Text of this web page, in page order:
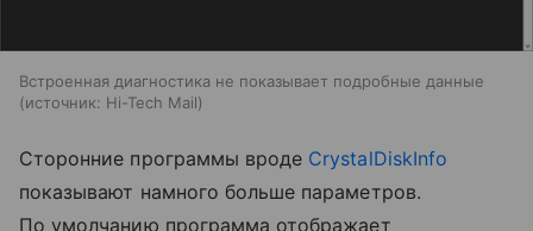
Встроенная диагностика не показывает подробные данные
источник: Hi-Tech Mail
Сторонние программы вроде CrystalDiskInfo
показывают намного больше параметров.
По умолчанию программа отображает